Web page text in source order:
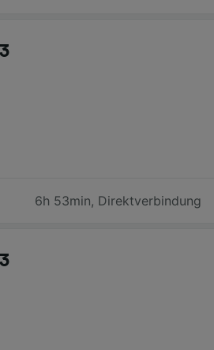
6h 53min, Direktverbindung